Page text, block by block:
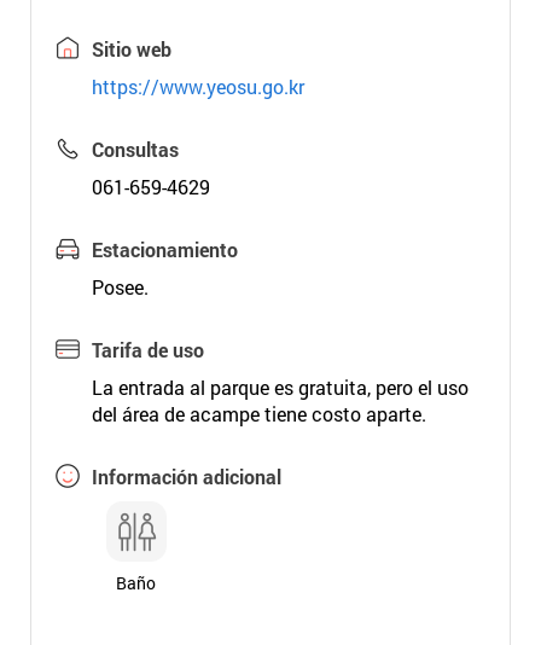
Sitio web
https://www.yeosu.go.kr
Consultas
061-659-4629
Estacionamiento
Posee.
Tarifa de uso
La entrada al parque es gratuita, pero el uso
del área de acampe tiene costo aparte.
Información adicional
Baño